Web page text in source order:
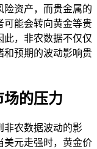
险资产，而贵金属的
可能会转向黄金等贵
此，非农数据不仅仅
和预期的波动影响贵
的压力
非农数据波动的影
美元走强时，黄金价